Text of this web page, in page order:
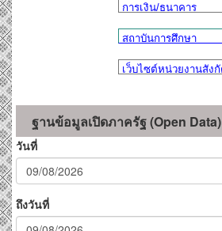
ฐานข้อมูลเปิดภาครัฐ (Open Data)
วันที่
ถึงวันที่